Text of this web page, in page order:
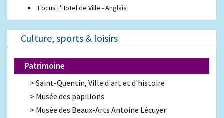
Focus L'Hotel de Ville - Anglais
Culture, sports & loisirs
Patrimoine
Saint-Quentin, Ville d'art et d'histoire
Musée des papillons
Musée des Beaux-Arts Antoine Lécuyer